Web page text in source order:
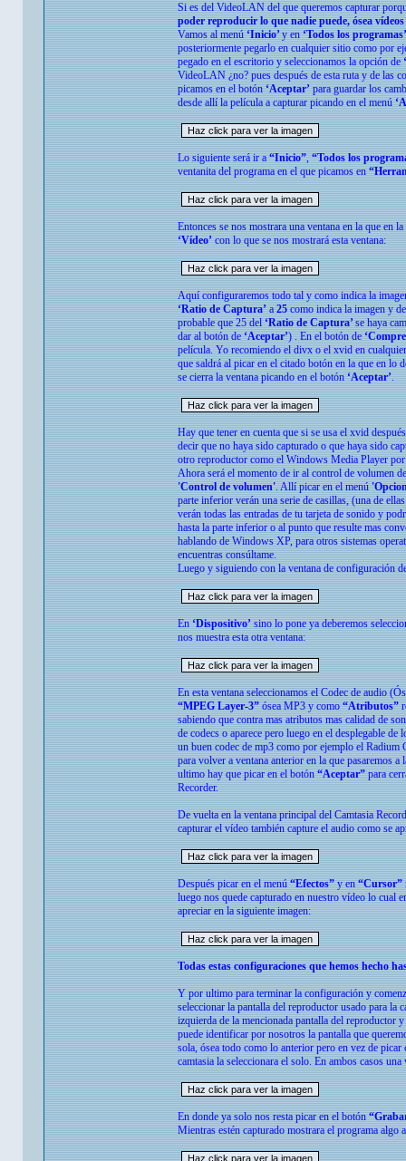
Si es del VideoLAN del que queremos capturar
poder reproducir lo que nadie puede, ósea
Vamos al menú‘Inicio’y en‘Todos los programas’
posteriormente pegarlo en cualquier sitio como por
pegado en el escritorio y seleccionamos la opción de
VideoLAN ¿no? pues después de esta ruta y de las
picamos en el botón‘Aceptar’para guardar los
desde allí la película a capturar picando en el menú
Lo siguiente será ir a“Inicio”,“Todos los
ventanita del programa en el que picamos en
Entonces se nos mostrara una ventana en la que en
‘Vídeo’con lo que se nos mostrará esta ventana:
Aquí configuraremos todo tal y como indica la
‘Ratio de Captura’a25como indica la imagen y
probable que 25 del‘Ratio de Captura’se haya
dar al botón de‘Aceptar’) . En el botón de
película. Yo recomiendo el divx o el xvid en
que saldrá al picar en el citado botón en la que en lo
se cierra la ventana picando en el botón‘Aceptar’.
Hay que tener en cuenta que si se usa el xvid
decir que no haya sido capturado o que haya sido
otro reproductor como el Windows Media Player
Ahora será el momento de ir al control de volumen
'Control de volumen'. Allí picar en el menú
parte inferior verán una serie de casillas, (una de
verán todas las entradas de tu tarjeta de sonido y
hasta la parte inferior o al punto que resulte mas
hablando de Windows XP, para otros sistemas
encuentras consúltame.
Luego y siguiendo con la ventana de configuración
En‘Dispositivo’sino lo pone ya deberemos
nos muestra esta otra ventana:
En esta ventana seleccionamos el Codec de audio
“MPEG Layer-3”ósea MP3 y como“Atributos”
sabiendo que contra mas atributos mas calidad de
de codecs o aparece pero luego en el desplegable
un buen codec de mp3 como por ejemplo el
para volver a ventana anterior en la que pasaremos a
ultimo hay que picar en el botón“Aceptar”para
Recorder.
De vuelta en la ventana principal del Camtasia
capturar el vídeo también capture el audio como se
Después picar en el menú“Efectos”y en“Cursor”
luego nos quede capturado en nuestro vídeo lo cual
apreciar en la siguiente imagen:
Todas estas configuraciones que hemos hecho
Y por ultimo para terminar la configuración y
seleccionar la pantalla del reproductor usado para
izquierda de la mencionada pantalla del reproductor
puede identificar por nosotros la pantalla que
sola, ósea todo como lo anterior pero en vez de
camtasia la seleccionara el solo. En ambos casos
En donde ya solo nos resta picar en el botón
Mientras estén capturado mostrara el programa algo